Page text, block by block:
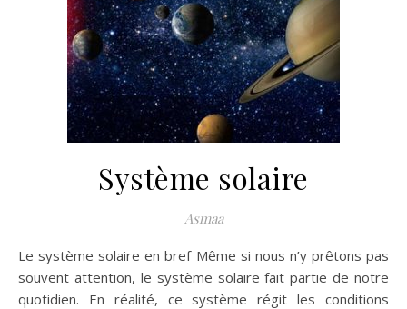
Système solaire
Asmaa
Le système solaire en bref Même si nous n’y prêtons pas
souvent attention, le système solaire fait partie de notre
quotidien. En réalité, ce système régit les conditions